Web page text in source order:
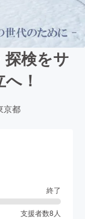
探検をサ
へ！
京都
終了
支援者数8 人